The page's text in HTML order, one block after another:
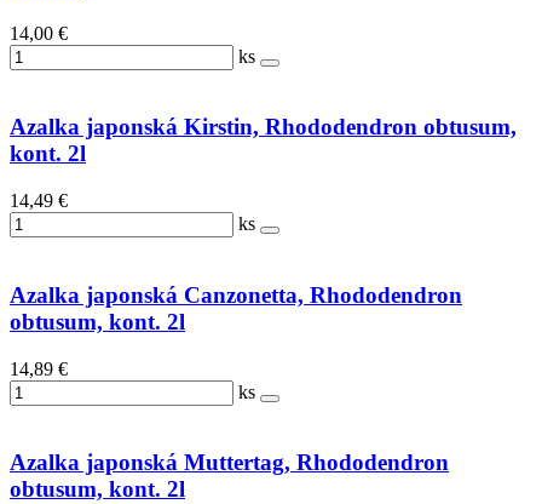
14,00 €
ks
Azalka japonská Kirstin, Rhododendron obtusum,
kont. 2l
14,49 €
ks
Azalka japonská Canzonetta, Rhododendron
obtusum, kont. 2l
14,89 €
ks
Azalka japonská Muttertag, Rhododendron
obtusum, kont. 2l